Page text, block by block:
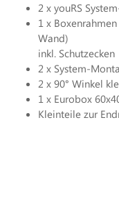
2 x youRS
1 x
Wand)
inkl. Schutzecken
2 x System-
2 x 90° Winkel
1 x Eurobox
Kleinteile zur